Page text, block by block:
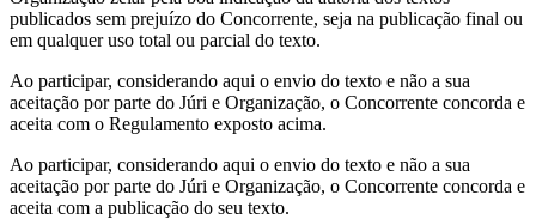
publicados sem prejuízo do Concorrente, seja na publicação final ou
em qualquer uso total ou parcial do texto.
Ao participar, considerando aqui o envio do texto e não a sua
aceitação por parte do Júri e Organização, o Concorrente concorda e
aceita com o Regulamento exposto acima.
Ao participar, considerando aqui o envio do texto e não a sua
aceitação por parte do Júri e Organização, o Concorrente concorda e
aceita com a publicação do seu texto.